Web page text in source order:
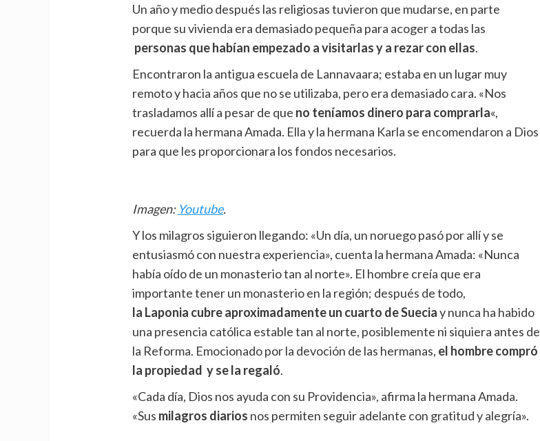
Un año y medio después las religiosas tuvieron que mudarse, en parte
porque su vivienda era demasiado pequeña para acoger a todas las
personas que habían empezado a visitarlas y a rezar con ellas.
Encontraron la antigua escuela de Lannavaara; estaba en un lugar muy
remoto y hacia años que no se utilizaba, pero era demasiado cara. «Nos
trasladamos allí a pesar de que no teníamos dinero para comprarla«,
recuerda la hermana Amada. Ella y la hermana Karla se encomendaron a Dios
para que les proporcionara los fondos necesarios.
Imagen: Youtube.
Y los milagros siguieron llegando: «Un día, un noruego pasó por allí y se
entusiasmó con nuestra experiencia», cuenta la hermana Amada: «Nunca
había oído de un monasterio tan al norte». El hombre creía que era
importante tener un monasterio en la región; después de todo,
la Laponia cubre aproximadamente un cuarto de Sueciay nunca ha habido
una presencia católica estable tan al norte, posiblemente ni siquiera antes de
la Reforma. Emocionado por la devoción de las hermanas, el hombre compró
la propiedad y se la regaló.
«Cada día, Dios nos ayuda con su Providencia», afirma la hermana Amada.
«Sus milagros diarios nos permiten seguir adelante con gratitud y alegría».